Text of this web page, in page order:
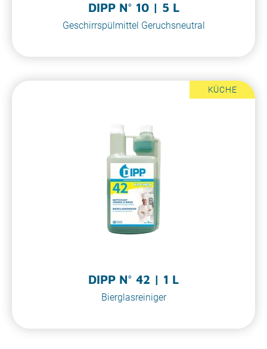
DIPP N° 10 | 5 L
Geschirrspülmittel Geruchsneutral
KÜCHE
DIPP N° 42 | 1 L
Bierglasreiniger